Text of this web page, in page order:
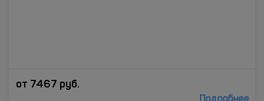
от 7467 руб.